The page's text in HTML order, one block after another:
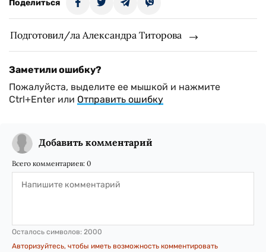
Поделиться
Подготовил/ла Александра Титорова
Заметили ошибку?
Пожалуйста, выделите ее мышкой и нажмите
Ctrl+Enter или Отправить ошибку
Добавить комментарий
Всего комментариев: 0
Осталось символов: 2000
Авторизуйтесь, чтобы иметь возможность комментировать